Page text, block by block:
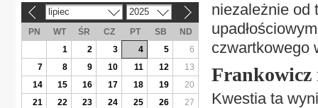
niezależnie od
czwartkowego
Frankowicz
Kwestia ta
lipiec 2025
PN WT ŚR CZ PT SB
ND
1
2 3 4 5
6
7
8 9 10 11 12
13
14
15 16 17 18 19
20
21
22 23 24 25 26
27